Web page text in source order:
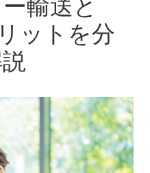
輸送と
ットを分